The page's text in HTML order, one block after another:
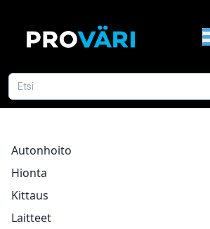
Autonhoito
Hionta
Kittaus
Laitteet